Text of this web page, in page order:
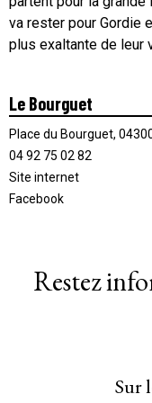
va rester pour Gordie
plus exaltante de leur
Le Bourguet
Place du Bourguet,
04 92 75 02 82
Site internet
Facebook
Restez
Sur